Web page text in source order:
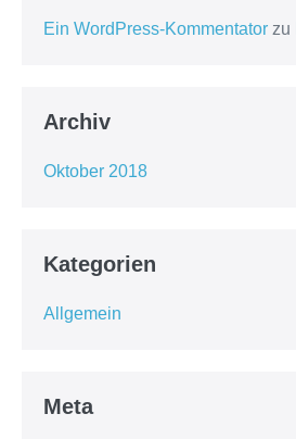
Ein WordPress-Kommentator zu
Archiv
Oktober 2018
Kategorien
Allgemein
Meta